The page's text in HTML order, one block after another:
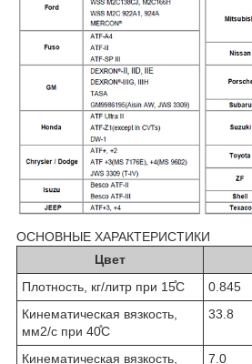
ОСНОВНЫЕ ХАРАКТЕРИСТИКИ
Цвет
Плотность, кг/литр при 15̊C
0.845
Кинематическая вязкость,
мм2/с при 40̊C
33.8
Кинематическая вязкость, 7.0